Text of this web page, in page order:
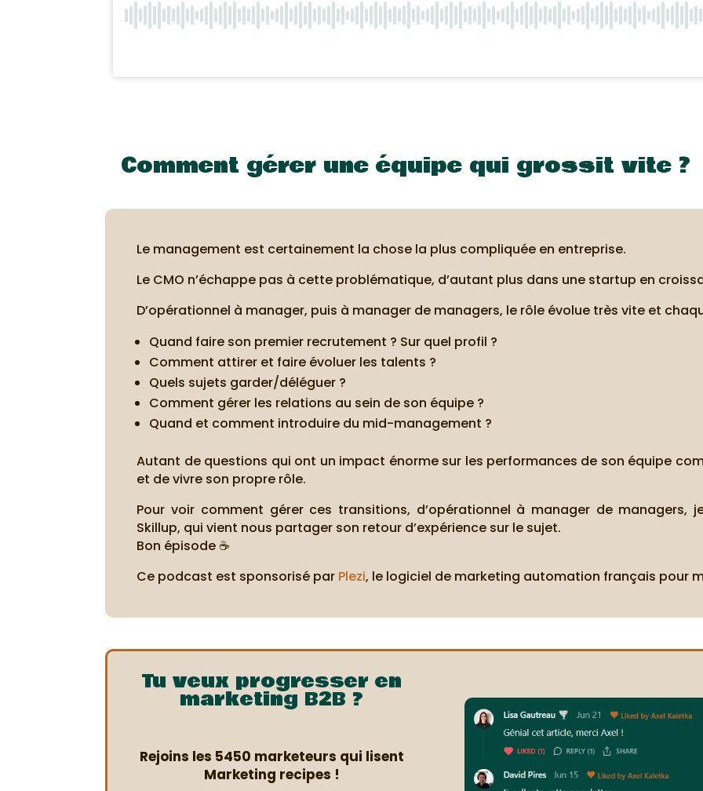
Comment gérer une équipe qui grossit vite ?
Le management est certainement la chose la plus compliquée en entreprise.
Le CMO n’échappe pas à cette problématique, d’autant plus dans une startup en
D’opérationnel à manager, puis à manager de managers, le rôle évolue très vite et
Quand faire son premier recrutement ? Sur quel profil ?
Comment attirer et faire évoluer les talents ?
Quels sujets garder/déléguer ?
Comment gérer les relations au sein de son équipe ?
Quand et comment introduire du mid-management ?
Autant de questions qui ont un impact énorme sur les performances de son équipe
et de vivre son propre rôle.
Pour voir comment gérer ces transitions, d’opérationnel à manager de managers,
Skillup, qui vient nous partager son retour d’expérience sur le sujet.
Bon épisode ☕
Ce podcast est sponsorisé par Plezi, le logiciel de marketing automation français pour
Tu veux progresser en
marketing B2B ?
Rejoins les 5450 marketeurs qui lisent
Marketing recipes !